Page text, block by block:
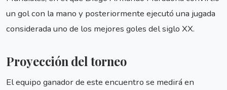
un gol con la mano y posteriormente ejecutó una jugada
considerada uno de los mejores goles del siglo XX.
Proyección del torneo
El equipo ganador de este encuentro se medirá en